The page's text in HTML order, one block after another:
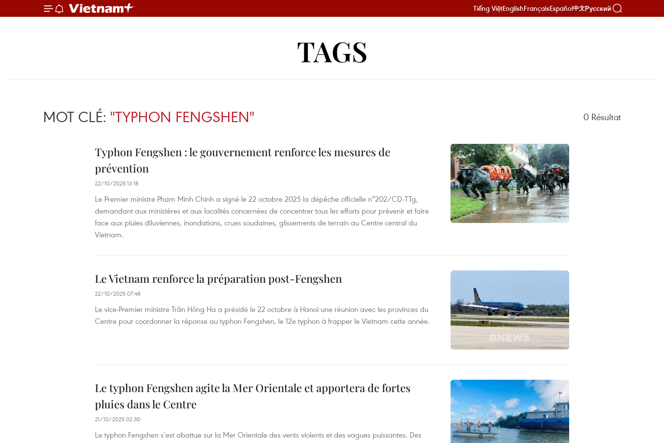
Tiếng ViệtEnglishFrançaisEspañol中文Русский
TAGS
MOT CLÉ: "TYPHON FENGSHEN" 0 Résultat
Typhon Fengshen : le gouvernement renforce les mesures de
prévention
22/10/2025 13:18
Le Premier ministre Pham Minh Chinh a signé le 22 octobre 2025 la dépêche officielle n°202/CD-TTg,
demandant aux ministères et aux localités concernées de concentrer tous les efforts pour prévenir et faire
face aux pluies diluviennes, inondations, crues soudaines, glissements de terrain au Centre central du
Vietnam.
Le Vietnam renforce la préparation post-Fengshen
22/10/2025 07:48
Le vice-Premier ministre Trân Hông Ha a présidé le 22 octobre à Hanoi une réunion avec les provinces du
Centre pour coordonner la réponse au typhon Fengshen, le 12e typhon à frapper le Vietnam cette année.
Le typhon Fengshen agite la Mer Orientale et apportera de fortes
pluies dans le Centre
21/10/2025 02:30
Le typhon Fengshen s’est abattue sur la Mer Orientale des vents violents et des vagues puissantes. Des